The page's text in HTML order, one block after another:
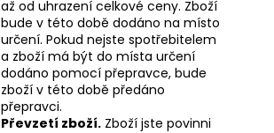
až od uhrazení celkové ceny. Zboží
bude v této době dodáno na místo
určení. Pokud nejste spotřebitelem
a zboží má být do místa určení
dodáno pomocí přepravce, bude
zboží v této době předáno
přepravci.
Převzetí zboží. Zboží jste povinni